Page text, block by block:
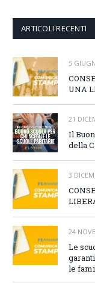
ARTICOLI RECENTI
5
UNA
21
Il
della
3
24
Le
le